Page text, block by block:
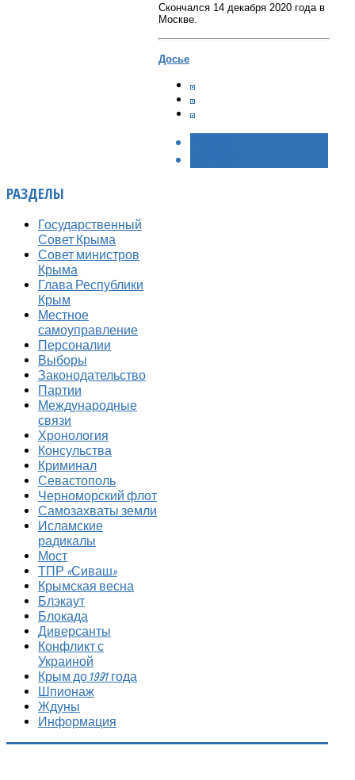
Скончался 14 декабря 2020 года в
Москве.
Досье
РАЗДЕЛЫ
Государственный
Совет Крыма
Совет министров
Крыма
Глава Республики
Крым
Местное
самоуправление
Персоналии
Выборы
Законодательство
Партии
Международные
связи
Хронология
Консульства
Криминал
Севастополь
Черноморский флот
Самозахваты земли
Исламские
радикалы
Мост
ТПР «Сиваш»
Крымская весна
Блэкаут
Блокада
Диверсанты
Конфликт с
Украиной
Крым до 1991 года
Шпионаж
Ждуны
Информация